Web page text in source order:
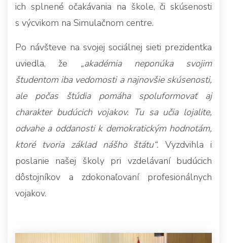
ich splnené očakávania na škole, či skúsenosti
s výcvikom na Simulačnom centre.
Po návšteve na svojej sociálnej sieti prezidentka
uviedla, že „akadémia neponúka svojim
študentom iba vedomosti a najnovšie skúsenosti,
ale počas štúdia pomáha spoluformovať aj
charakter budúcich vojakov. Tu sa učia lojalite,
odvahe a oddanosti k demokratickým hodnotám,
ktoré tvoria základ nášho štátu“. Vyzdvihla i
poslanie našej školy pri vzdelávaní budúcich
dôstojníkov a zdokonaľovaní profesionálnych
vojakov.